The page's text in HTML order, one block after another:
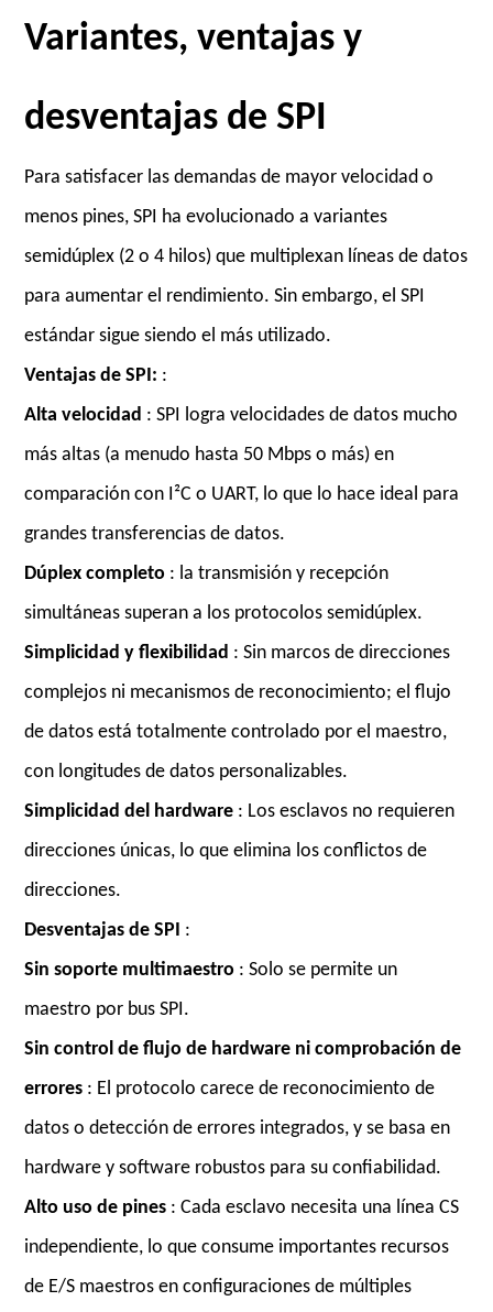
Variantes, ventajas y
desventajas de SPI
Para satisfacer las demandas de mayor velocidad o
menos pines, SPI ha evolucionado a variantes
semidúplex (2 o 4 hilos) que multiplexan líneas de datos
para aumentar el rendimiento. Sin embargo, el SPI
estándar sigue siendo el más utilizado.
Ventajas de SPI: :
Alta velocidad : SPI logra velocidades de datos mucho
más altas (a menudo hasta 50 Mbps o más) en
comparación con I²C o UART, lo que lo hace ideal para
grandes transferencias de datos.
Dúplex completo : la transmisión y recepción
simultáneas superan a los protocolos semidúplex.
Simplicidad y flexibilidad : Sin marcos de direcciones
complejos ni mecanismos de reconocimiento; el flujo
de datos está totalmente controlado por el maestro,
con longitudes de datos personalizables.
Simplicidad del hardware : Los esclavos no requieren
direcciones únicas, lo que elimina los conflictos de
direcciones.
Desventajas de SPI :
Sin soporte multimaestro : Solo se permite un
maestro por bus SPI.
Sin control de flujo de hardware ni comprobación de
errores : El protocolo carece de reconocimiento de
datos o detección de errores integrados, y se basa en
hardware y software robustos para su confiabilidad.
Alto uso de pines : Cada esclavo necesita una línea CS
independiente, lo que consume importantes recursos
de E/S maestros en configuraciones de múltiples